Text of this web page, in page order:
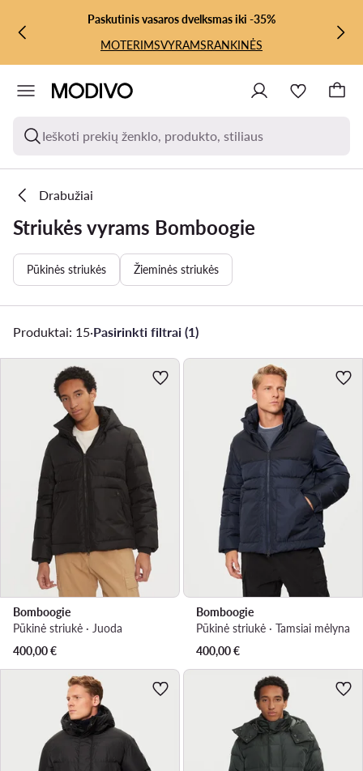
PEREITI PRIE PAGRINDINIO TURINIO
PEREITI Į PAIEŠKĄPaskutinis vasaros dvelksmas iki -35%
MOTERIMSVYRAMSRANKINĖS
Ieškoti prekių ženklo, produkto, stiliaus
Drabužiai
Striukės vyrams Bomboogie
Pūkinės striukės Žieminės striukės
Produktai: 15·Pasirinkti filtrai (1)
Bomboogie
Pūkinė striukė · Juoda
400,00€
Bomboogie
Pūkinė striukė · Tamsiai mėlyna
400,00€